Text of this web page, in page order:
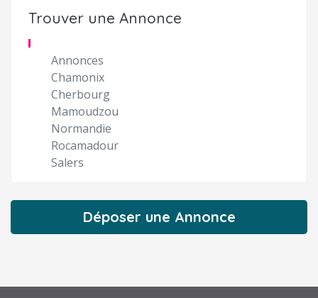
Trouver une Annonce
Annonces
Chamonix
Cherbourg
Mamoudzou
Normandie
Rocamadour
Salers
Déposer une Annonce